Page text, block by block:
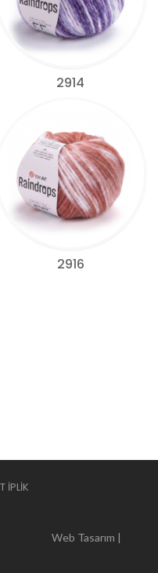
2914
2916
İPLİK
|